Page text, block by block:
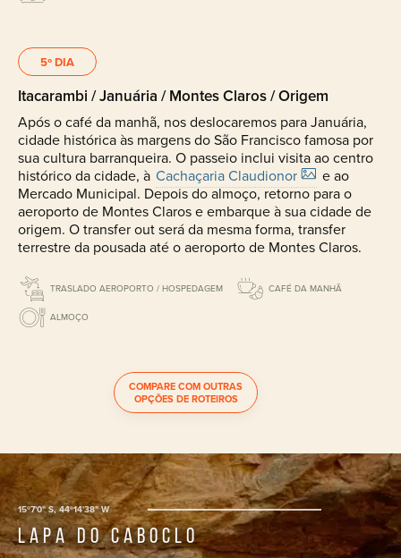
5º DIA
Itacarambi / Januária / Montes Claros / Origem
Após o café da manhã, nos deslocaremos para Januária,
cidade histórica às margens do São Francisco famosa por
sua cultura barranqueira. O passeio inclui visita ao centro
histórico da cidade, à Cachaçaria Claudionor
e ao
Mercado Municipal. Depois do almoço, retorno para o
aeroporto de Montes Claros e embarque à sua cidade de
origem. O transfer out será da mesma forma, transfer
terrestre da pousada até o aeroporto de Montes Claros.
TRASLADO AEROPORTO / HOSPEDAGEM CAFÉ DA MANHÃ
ALMOÇO
COMPARE COM OUTRAS
OPÇÕES DE ROTEIROS
15º7'0" S, 44º14'38" W
Lapa do Caboclo